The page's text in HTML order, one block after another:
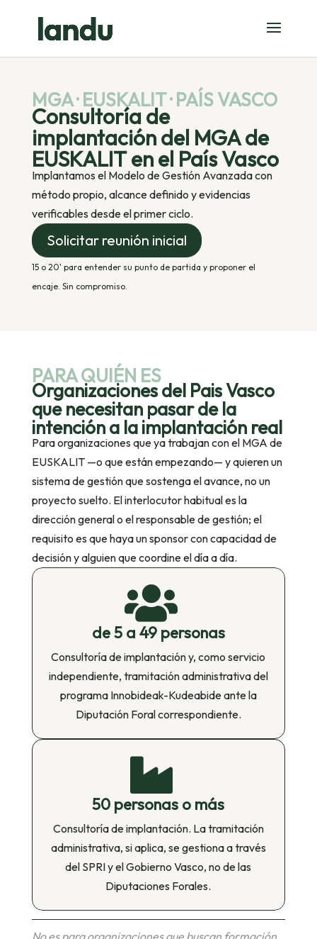
MGA · EUSKALIT · PAÍS VASCO
Consultoría de
implantación del MGA de
EUSKALIT en el País Vasco
Implantamos el Modelo de Gestión Avanzada con
método propio, alcance definido y evidencias
verificables desde el primer ciclo.
Solicitar reunión inicial
15 o 20' para entender su punto de partida y proponer el
encaje. Sin compromiso.
PARA QUIÉN ES
Organizaciones del Pais Vasco
que necesitan pasar de la
intención a la implantación real
Para organizaciones que ya trabajan con el MGA de
EUSKALIT —o que están empezando— y quieren un
sistema de gestión que sostenga el avance, no un
proyecto suelto. El interlocutor habitual es la
dirección general o el responsable de gestión; el
requisito es que haya un sponsor con capacidad de
decisión y alguien que coordine el día a día.

de 5 a 49 personas
Consultoría de implantación y, como servicio
independiente, tramitación administrativa del
programa Innobideak-Kudeabide ante la
Diputación Foral correspondiente.

50 personas o más
Consultoría de implantación. La tramitación
administrativa, si aplica, se gestiona a través
del SPRI y el Gobierno Vasco, no de las
Diputaciones Forales.
No es para organizaciones que buscan formación